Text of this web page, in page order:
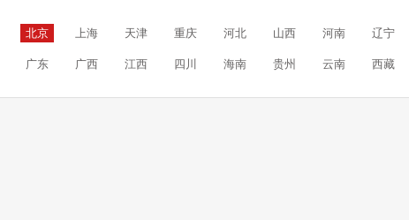
北京 上海 天津 重庆 河北 山西 河南 辽宁
广东 广西 江西 四川 海南 贵州 云南 西藏